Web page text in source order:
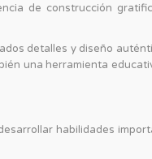
de construcción
detalles y diseño
una herramienta
habilidades